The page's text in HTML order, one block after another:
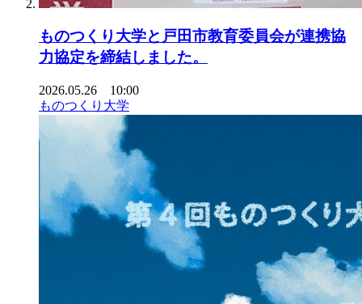
ものつくり大学と戸田市教育委員会が連携協
力協定を締結しました。
2026.05.26 10:00
ものつくり大学